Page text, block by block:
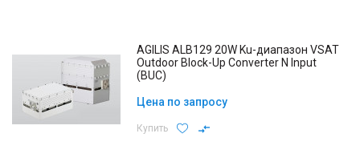
AGILIS ALB129 20W Ku-диапазон VSAT
Outdoor Block-Up Converter N Input
(BUC)
Цена по запросу
Купить